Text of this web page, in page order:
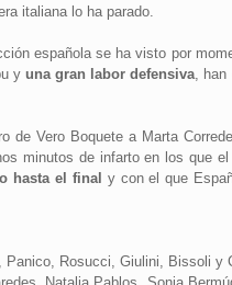
italiana lo ha parado.
española se ha visto por
yuna gran labor defensiva, han
Vero Boquete a Marta
minutos de infarto en los que
hasta el final y con el que
Panico, Rosucci, Giulini, Bissoli y